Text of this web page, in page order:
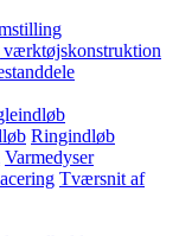
Ringindløb
Varmedyser
Tværsnit af